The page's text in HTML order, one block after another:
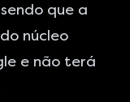
que a
núcleo
e não terá